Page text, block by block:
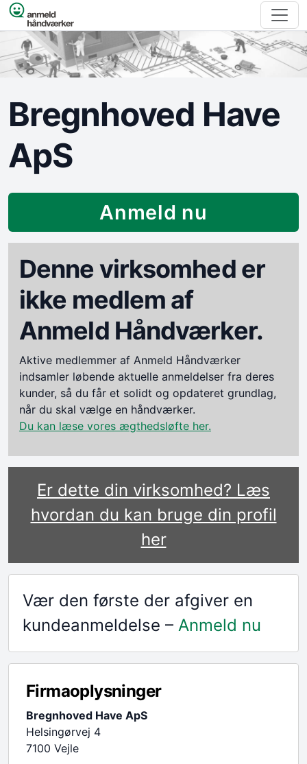
Spring til indhold
Bregnhoved Have
ApS
Anmeld nu
Denne virksomhed er
ikke medlem af
Anmeld Håndværker.
Aktive medlemmer af Anmeld Håndværker
indsamler løbende aktuelle anmeldelser fra deres
kunder, så du får et solidt og opdateret grundlag,
når du skal vælge en håndværker.
Du kan læse vores ægthedsløfte her.
Er dette din virksomhed? Læs
hvordan du kan bruge din profil
her
Vær den første der afgiver en
kundeanmeldelse – Anmeld nu
Firmaoplysninger
Bregnhoved Have ApS
Helsingørvej 4
7100 Vejle